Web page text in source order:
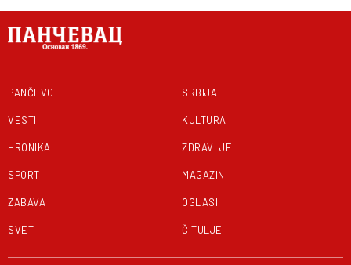
PANČEVO
VESTI
HRONIKA
SPORT
ZABAVA
SVET
SRBIJA
KULTURA
ZDRAVLJE
MAGAZIN
OGLASI
ČITULJE